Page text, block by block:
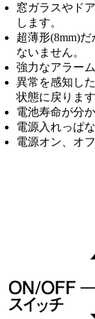
窓ガラスやド
します。
超薄形(8mm)
ないません。
強力なアラー
異常を感知し
状態に戻ります
電池寿命が分
電源入れっぱ
電源オン、オ